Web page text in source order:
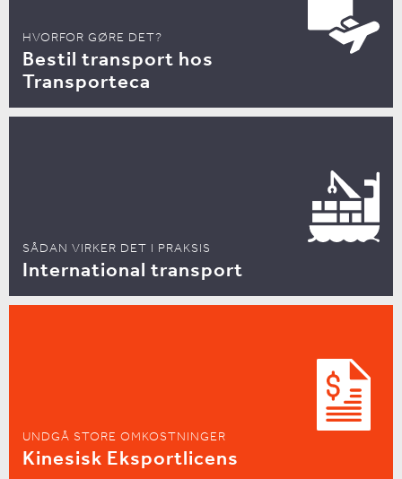
HVORFOR GØRE DET?
Bestil transport hos
Transporteca
SÅDAN VIRKER DET I PRAKSIS
International transport
UNDGÅ STORE OMKOSTNINGER
Kinesisk Eksportlicens